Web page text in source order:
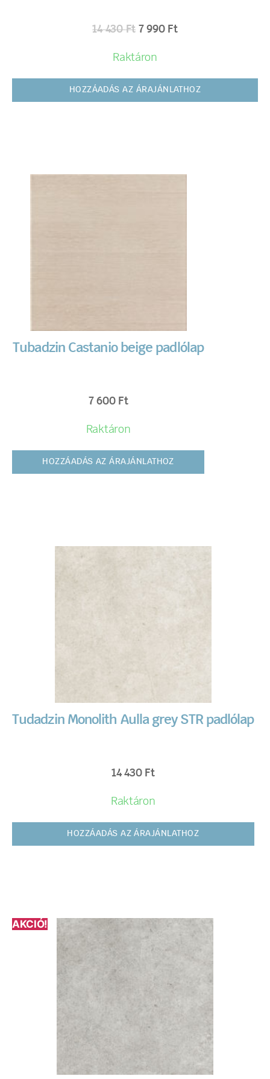
14 430Ft 7 990 Ft
Raktáron
HOZZÁADÁS AZ ÁRAJÁNLATHOZ
Tubadzin Castanio beige padlólap
7 600 Ft
Raktáron
HOZZÁADÁS AZ ÁRAJÁNLATHOZ
Tudadzin Monolith Aulla grey STR padlólap
14 430 Ft
Raktáron
HOZZÁADÁS AZ ÁRAJÁNLATHOZ
AKCIÓ!